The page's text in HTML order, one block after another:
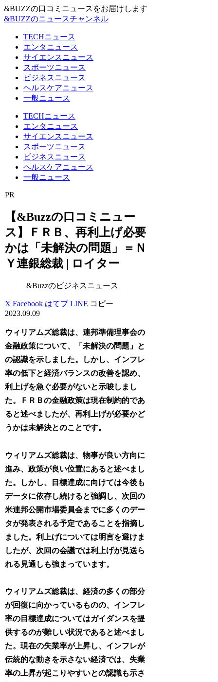
&BUZZの口コミニュースをお届けします
&BUZZのニュースチャンネル
TECHニュース
エンタニュース
サイエンスニュース
スポーツニュース
ビジネスニュース
ヘルスケアニュース
一般ニュース
TECHニュース
エンタニュース
サイエンスニュース
スポーツニュース
ビジネスニュース
ヘルスケアニュース
一般ニュース
PR
【&Buzzの口コミニュー
ス】ＦＲＢ、再利上げ必要
かは「未解決の問題」＝Ｎ
Ｙ連銀総裁 | ロイター
&Buzzのビジネスニュース
X Facebook はてブ LINE コピー
2023.09.09
ウィリアムズ総裁は、連邦準備理事会の
金融政策について、「未解決の問題」と
の認識を示しました。しかし、インフレ
率の低下と経済バランスの改善を認め、
利上げを急ぐ必要がないと示唆しまし
た。ＦＲＢの金融政策は現在制約的であ
ると述べましたが、再利上げが必要かど
うかは未解決とのことです。
ウィリアムズ総裁は、物事が良い方向に
進み、政策が良い位置にあると述べまし
た。しかし、目標達成に向けては今後も
データに依存し続けると強調し、次回の
米連邦公開市場委員会までに多くのデー
タが発表される予定であることを指摘し
ました。利上げについては明言を避けま
したが、次回の会議では利上げが見送ら
れる見通しも強まっています。
ウィリアムズ総裁は、経済の多くの部分
が回復に向かっているものの、インフレ
率の目標達成についてはガイダンスを提
供するのが難しい状況であると述べまし
た。現在の失業率が上昇し、インフレが
伝統的な動きを示さない経済では、失業
率の上昇が起こりやすいとの認識も示さ